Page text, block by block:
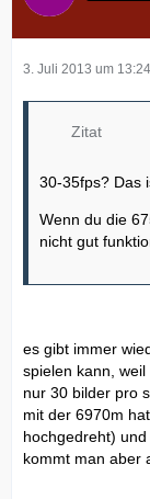
3. Juli 2013 um 13:24
Zitat
30-35fps? Das
Wenn du die
nicht gut
es gibt immer
spielen kann,
nur 30 bilder pro
mit der 6970m
hochgedreht)
kommt man aber